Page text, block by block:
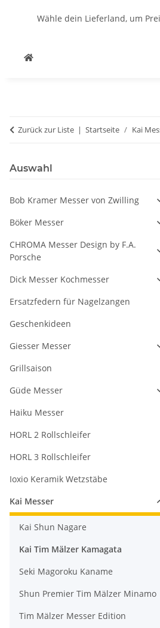
Wähle dein Lieferland, um
Zurück zur Liste Startseite Kai
Auswahl
Bob Kramer Messer von Zwilling
Böker Messer
CHROMA Messer Design by F.A.
Porsche
Dick Messer Kochmesser
Ersatzfedern für Nagelzangen
Geschenkideen
Giesser Messer
Grillsaison
Güde Messer
Haiku Messer
HORL 2 Rollschleifer
HORL 3 Rollschleifer
Ioxio Keramik Wetzstäbe
Kai Messer
Kai Shun Nagare
Kai Tim Mälzer Kamagata
Seki Magoroku Kaname
Shun Premier Tim Mälzer Minamo
Tim Mälzer Messer Edition